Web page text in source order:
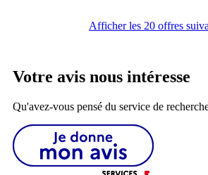
Afficher les 20 offres
Votre avis nous intéresse
Qu'avez-vous pensé du service de